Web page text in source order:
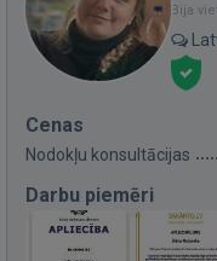
Bija
Cenas
Nodokļu konsultācijas
Darbu piemēri